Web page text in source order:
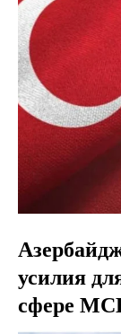
усилия
сфере